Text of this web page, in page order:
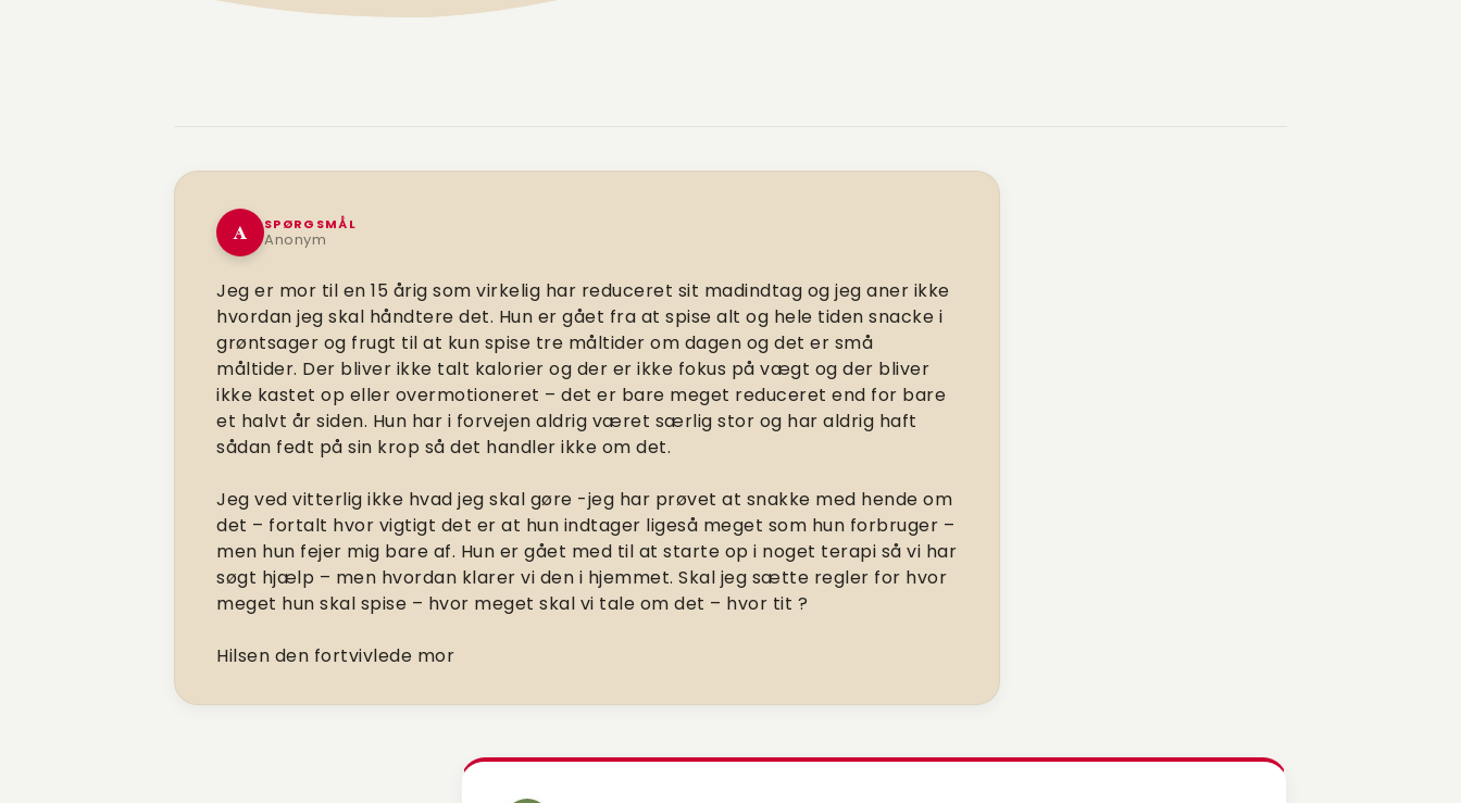
A SPØRGSMÅL
Anonym
Jeg er mor til en 15 årig som virkelig har reduceret sit madindtag og jeg aner ikke
hvordan jeg skal håndtere det. Hun er gået fra at spise alt og hele tiden snacke i
grøntsager og frugt til at kun spise tre måltider om dagen og det er små
måltider. Der bliver ikke talt kalorier og der er ikke fokus på vægt og der bliver
ikke kastet op eller overmotioneret – det er bare meget reduceret end for bare
et halvt år siden. Hun har i forvejen aldrig været særlig stor og har aldrig haft
sådan fedt på sin krop så det handler ikke om det.
Jeg ved vitterlig ikke hvad jeg skal gøre -jeg har prøvet at snakke med hende om
det – fortalt hvor vigtigt det er at hun indtager ligeså meget som hun forbruger –
men hun fejer mig bare af. Hun er gået med til at starte op i noget terapi så vi har
søgt hjælp – men hvordan klarer vi den i hjemmet. Skal jeg sætte regler for hvor
meget hun skal spise – hvor meget skal vi tale om det – hvor tit ?
Hilsen den fortvivlede mor